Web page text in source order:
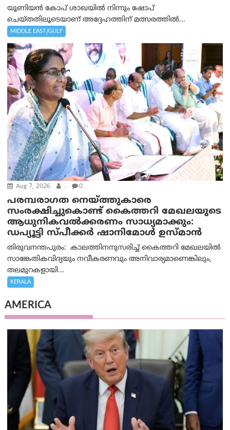
യൂണിയൻ കോപ് ശാഖയിൽ നിന്നും ഷോപ്
ചെയ്തതിലൂടെയാണ് അദ്ദേഹത്തിന് മത്സരത്തിൽ...
MIDDLE EAST/GULF
Aug 7, 2026 . 0
പരമ്പരാഗത നെയ്ത്തുകാരെ
സംരക്ഷിച്ചുകൊണ്ട് കൈത്തറി മേഖലയുടെ
ആധുനികവൽക്കരണം സാധ്യമാക്കും:
ഡപ്യൂട്ടി സ്പീക്കർ ഷാനിമോൾ ഉസ്മാൻ
തിരുവനന്തപുരം: കാലത്തിനനുസരിച്ച് കൈത്തറി മേഖലയിൽ
സാങ്കേതികവിദ്യയും നവീകരണവും അനിവാര്യമാണെങ്കിലും,
തലമുറകളായി...
KERALA
AMERICA